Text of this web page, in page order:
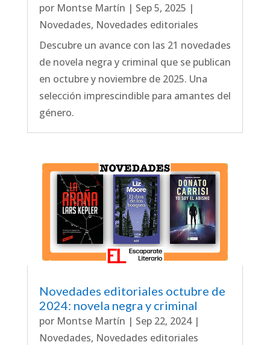
por Montse Martín | Sep 5, 2025 |
Novedades, Novedades editoriales
Descubre un avance con las 21 novedades
de novela negra y criminal que se publican
en octubre y noviembre de 2025. Una
selección imprescindible para amantes del
género.
Novedades editoriales octubre de
2024: novela negra y criminal
por Montse Martín | Sep 22, 2024|
Novedades, Novedades editoriales